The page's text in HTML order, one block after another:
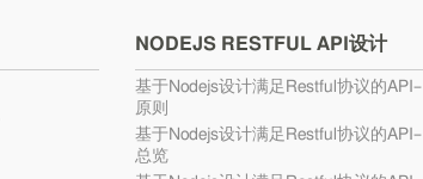
NODEJS RESTFUL API设计
基于Nodejs设计满足Restful协议的API–
原则
基于Nodejs设计满足Restful协议的API–
总览